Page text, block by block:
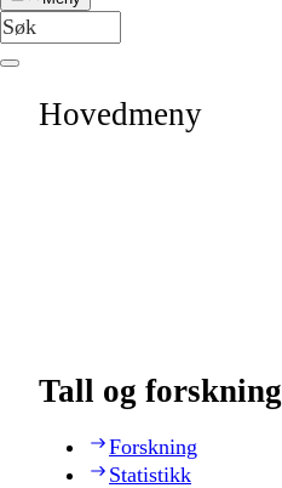
Hovedmeny
Tall og forskning
Forskning
Statistikk